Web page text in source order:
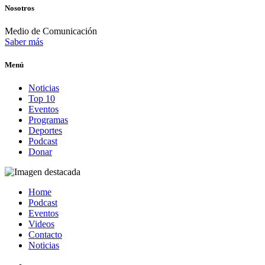
Nosotros
Medio de Comunicación
Saber más
Menú
Noticias
Top 10
Eventos
Programas
Deportes
Podcast
Donar
Home
Podcast
Eventos
Videos
Contacto
Noticias